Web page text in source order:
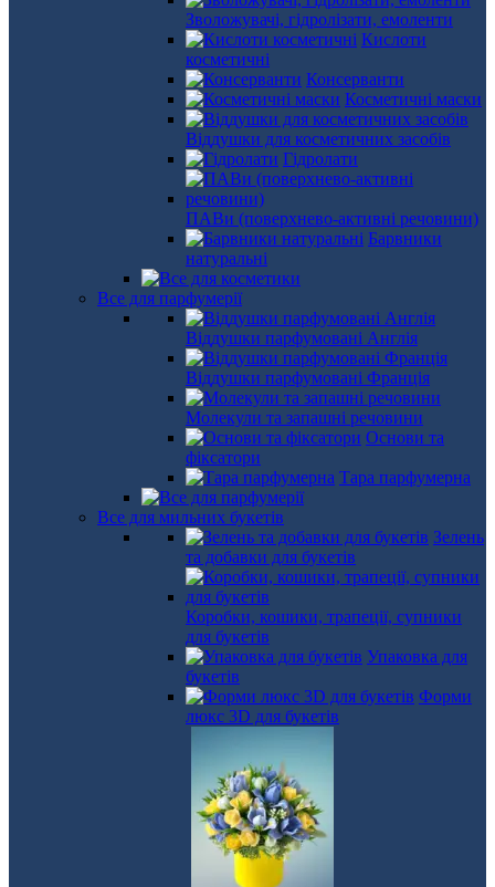
Зволожувачі, гідролізати, емоленти
Кислоти
косметичні
Консерванти
Косметичні маски
Віддушки для косметичних засобів
Гідролати
ПАВи (поверхнево-активні речовини)
Барвники
натуральні
Все для парфумерії
Віддушки парфумовані Англія
Віддушки парфумовані Франція
Молекули та запашні речовини
Основи та
фіксатори
Тара парфумерна
Все для мильних букетів
Зелень
та добавки для букетів
Коробки, кошики, трапеції, супники
для букетів
Упаковка для
букетів
Форми
люкс 3D для букетів